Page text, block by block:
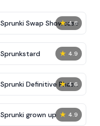
★ 4.8
Sprunki Swap Showcase
★ 4.9
Sprunkstard
★ 4.6
Sprunki Definitive Phase
7
★ 4.9
Sprunki grown up